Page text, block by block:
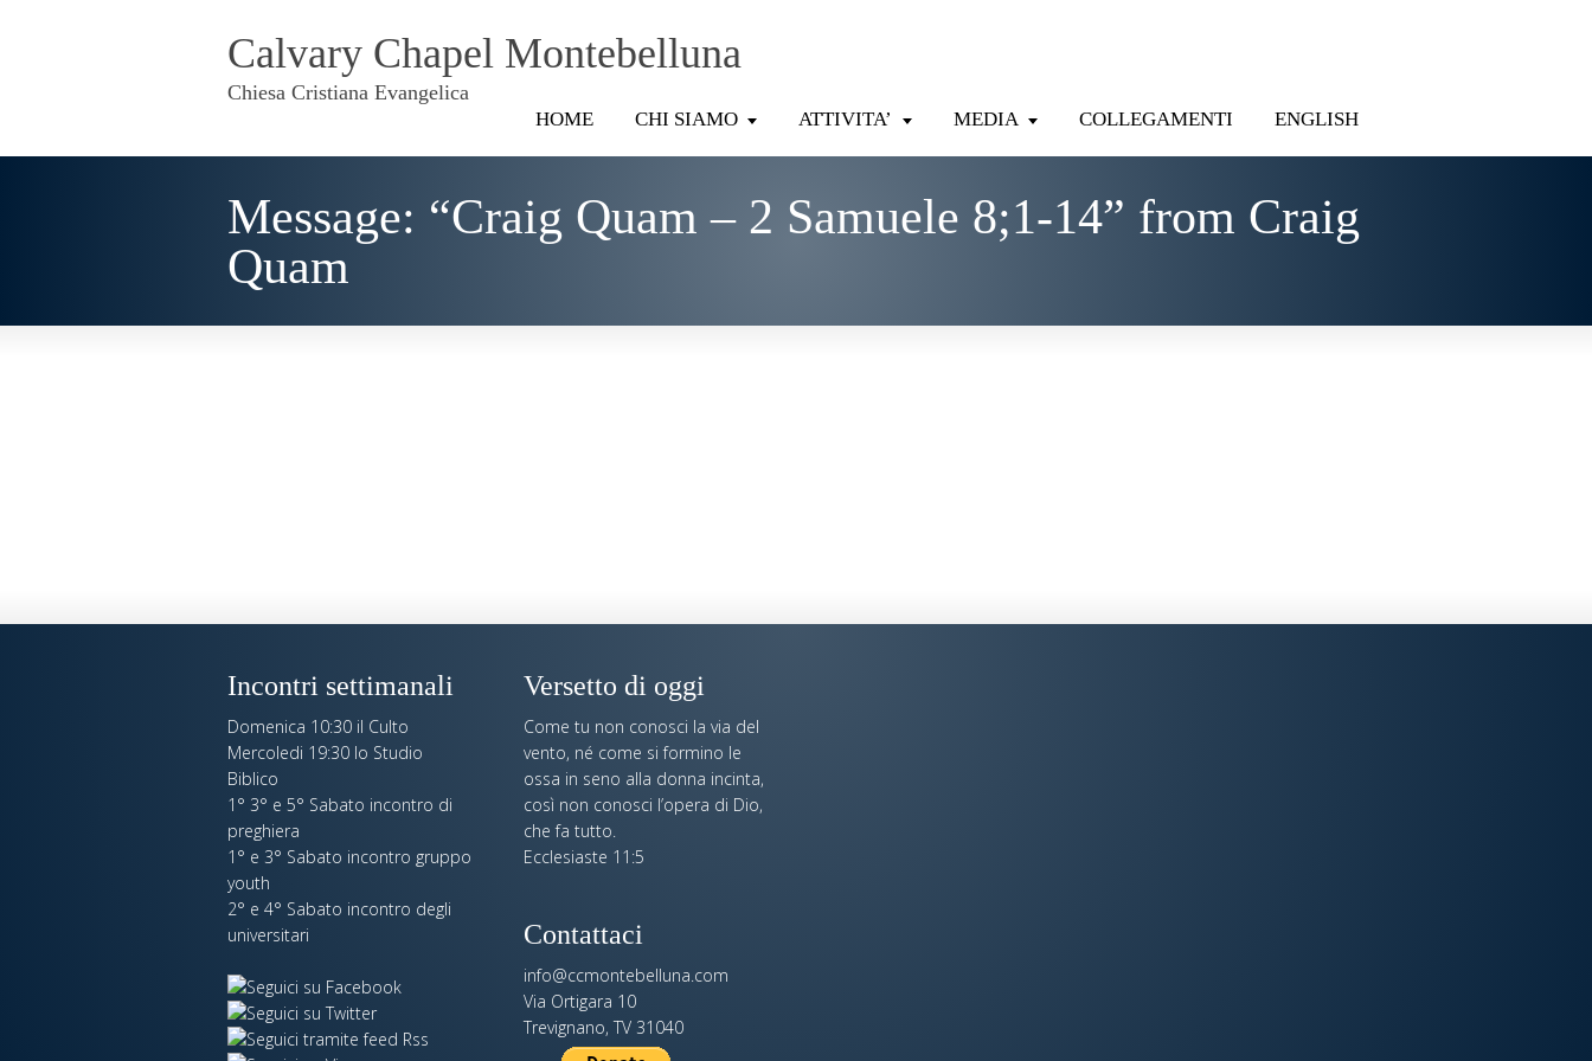
Calvary Chapel Montebelluna
Chiesa Cristiana Evangelica
HOME CHI SIAMO ATTIVITA’ MEDIA COLLEGAMENTI ENGLISH
Message: “Craig Quam – 2 Samuele 8;1-14” from Craig
Quam
Incontri settimanali
Domenica 10:30 il Culto
Mercoledi 19:30 lo Studio
Biblico
1° 3° e 5° Sabato incontro di
preghiera
1° e 3° Sabato incontro gruppo
youth
2° e 4° Sabato incontro degli
universitari
Versetto di oggi
Come tu non conosci la via del
vento, né come si formino le
ossa in seno alla donna incinta,
così non conosci l’opera di Dio,
che fa tutto.
Ecclesiaste 11:5
Contattaci
info@ccmontebelluna.com
Via Ortigara 10
Trevignano, TV 31040